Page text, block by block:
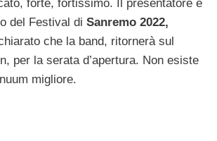
forte, fortissimo. Il presentatore e
del Festival di Sanremo 2022,
che la band, ritornerà sul
per la serata d’apertura. Non esiste
migliore.